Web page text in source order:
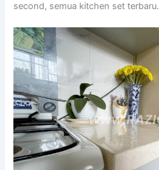
second, semua kitchen set terbaru.